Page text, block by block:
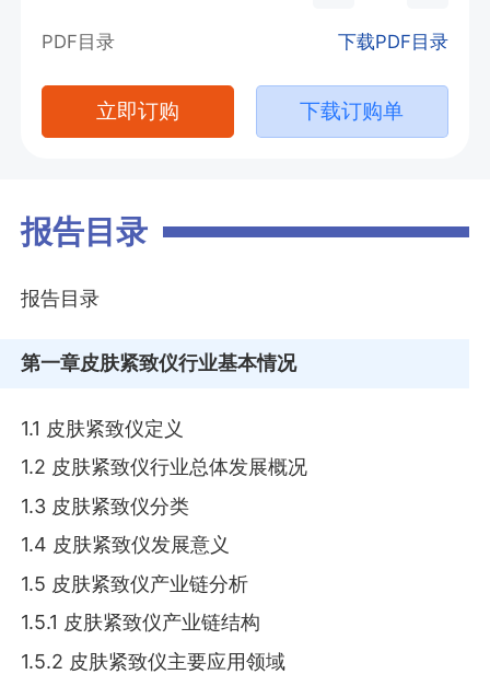
PDF目录 下载PDF目录
立即订购 下载订购单
报告目录
报告目录
第一章皮肤紧致仪行业基本情况
1.1 皮肤紧致仪定义
1.2 皮肤紧致仪行业总体发展概况
1.3 皮肤紧致仪分类
1.4 皮肤紧致仪发展意义
1.5 皮肤紧致仪产业链分析
1.5.1 皮肤紧致仪产业链结构
1.5.2 皮肤紧致仪主要应用领域